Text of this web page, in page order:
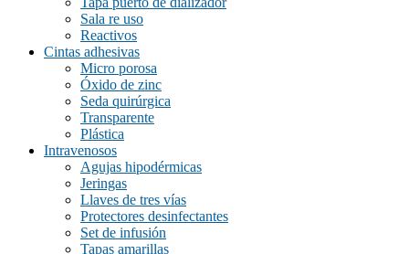
blanco(0)
blanco solido
blanco/azul(0)
blanco/rojo(0)
café(0)
celeste(0)
gris(0)
madera (0)
madera/cobre(0)
Sala re uso
Reactivos
Cintas adhesivas
Micro porosa
Óxido de zinc
Seda quirúrgica
Transparente
Plástica
Intravenosos
Agujas hipodérmicas
Jeringas
Llaves de tres vías
Protectores desinfectantes
Set de infusión
Tapas amarillas